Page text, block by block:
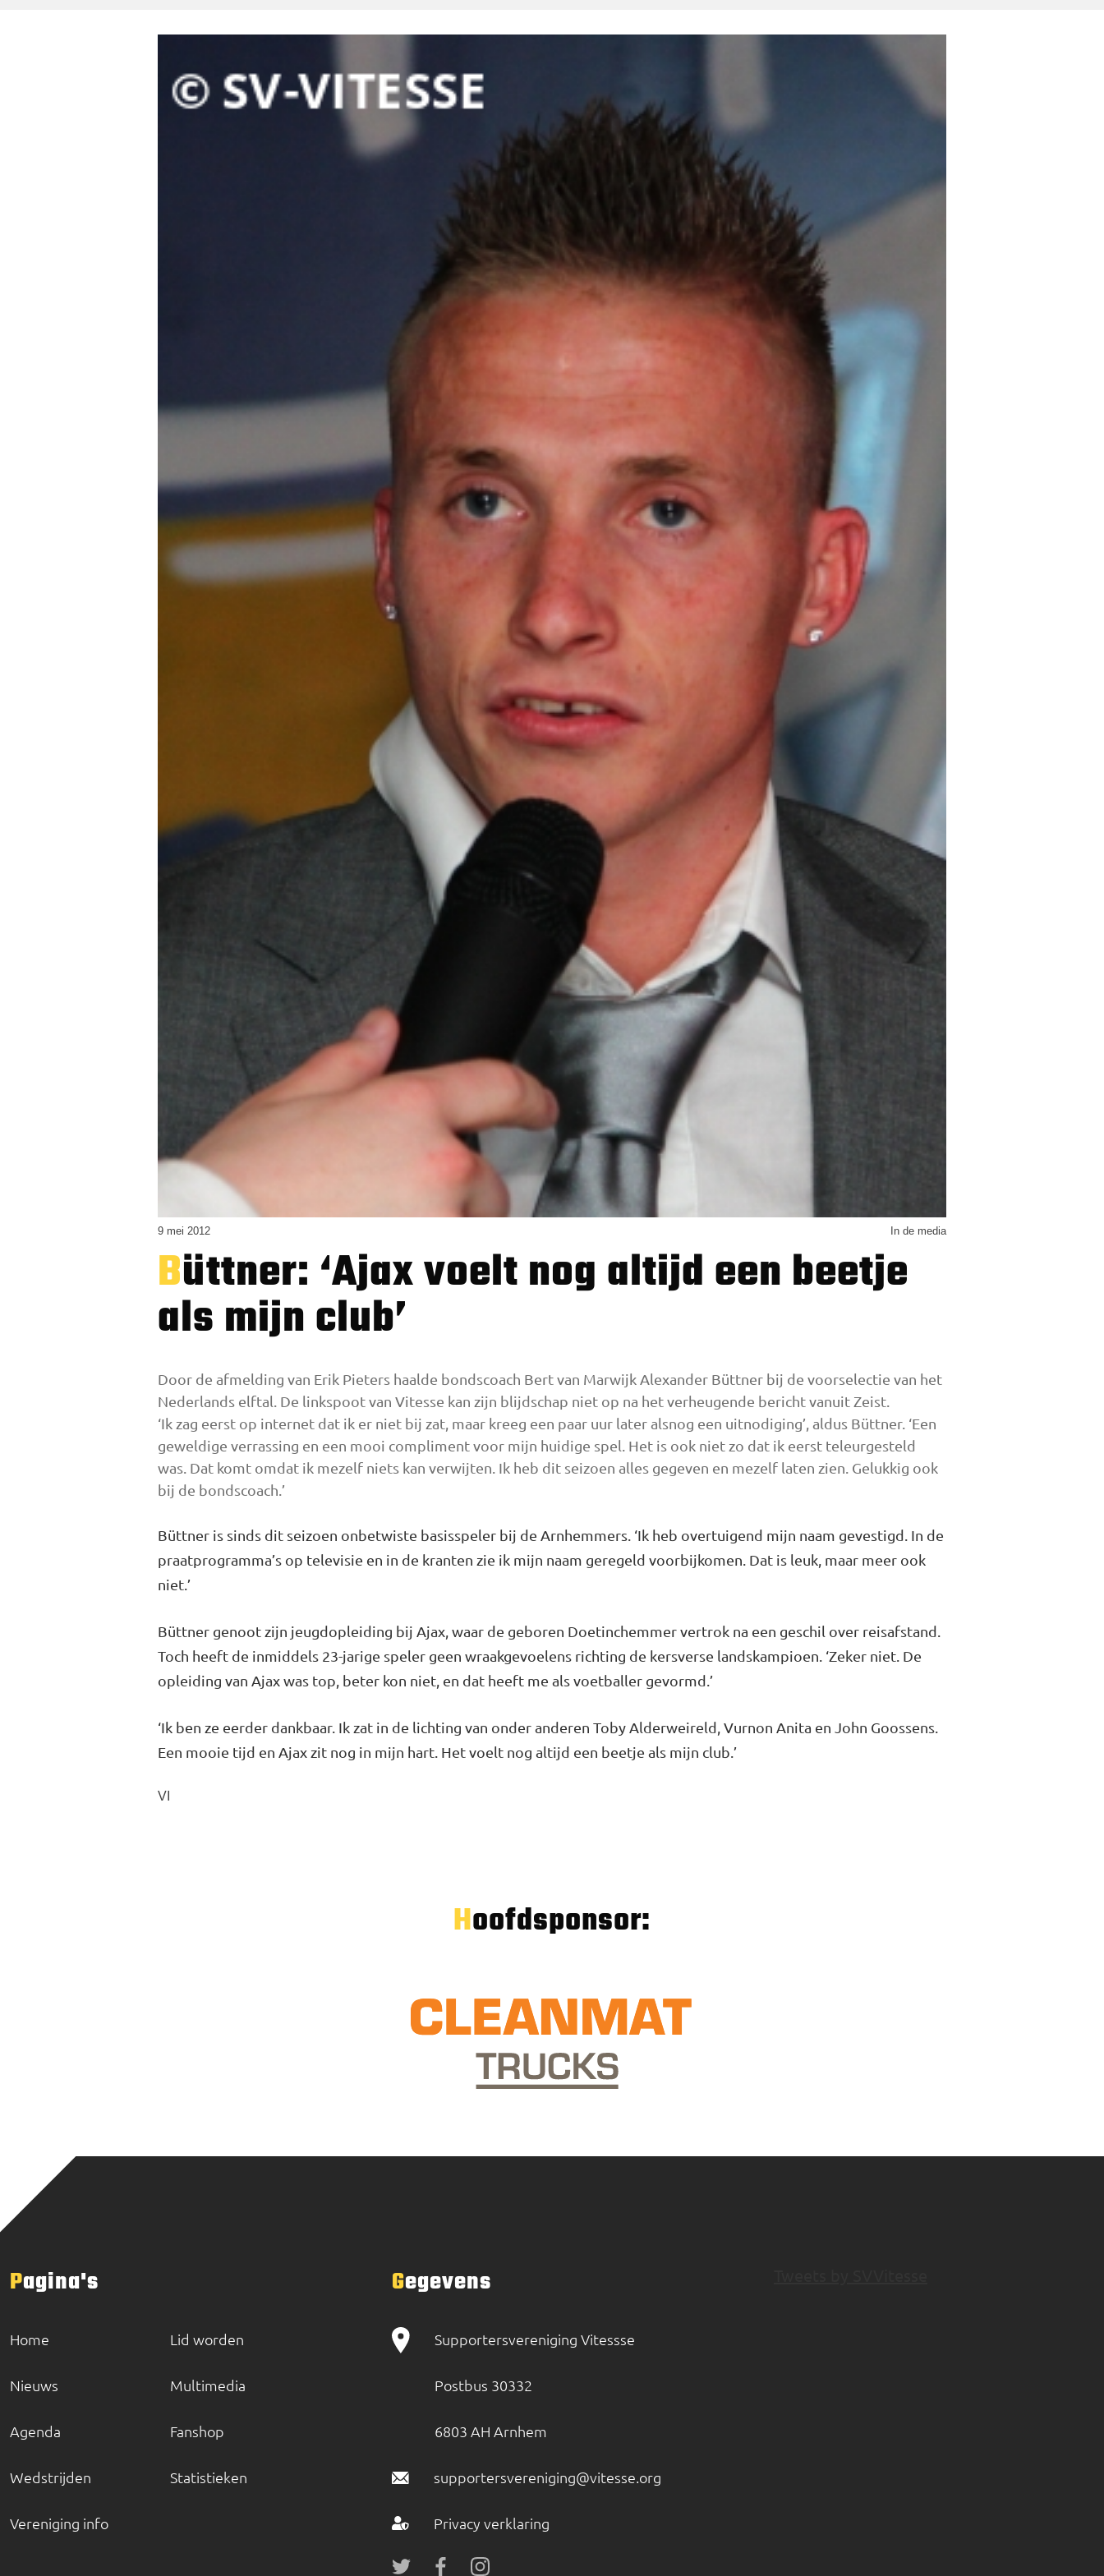
9 mei 2012 In de media
Büttner: ‘Ajax voelt nog altijd een beetje
als mijn club’
Door de afmelding van Erik Pieters haalde bondscoach Bert van Marwijk Alexander Büttner bij de voorselectie van het
Nederlands elftal. De linkspoot van Vitesse kan zijn blijdschap niet op na het verheugende bericht vanuit Zeist.
‘Ik zag eerst op internet dat ik er niet bij zat, maar kreeg een paar uur later alsnog een uitnodiging’, aldus Büttner. ‘Een
geweldige verrassing en een mooi compliment voor mijn huidige spel. Het is ook niet zo dat ik eerst teleurgesteld
was. Dat komt omdat ik mezelf niets kan verwijten. Ik heb dit seizoen alles gegeven en mezelf laten zien. Gelukkig ook
bij de bondscoach.’
Büttner is sinds dit seizoen onbetwiste basisspeler bij de Arnhemmers. ‘Ik heb overtuigend mijn naam gevestigd. In de
praatprogramma’s op televisie en in de kranten zie ik mijn naam geregeld voorbijkomen. Dat is leuk, maar meer ook
niet.’
Büttner genoot zijn jeugdopleiding bij Ajax, waar de geboren Doetinchemmer vertrok na een geschil over reisafstand.
Toch heeft de inmiddels 23-jarige speler geen wraakgevoelens richting de kersverse landskampioen. ‘Zeker niet. De
opleiding van Ajax was top, beter kon niet, en dat heeft me als voetballer gevormd.’
‘Ik ben ze eerder dankbaar. Ik zat in de lichting van onder anderen Toby Alderweireld, Vurnon Anita en John Goossens.
Een mooie tijd en Ajax zit nog in mijn hart. Het voelt nog altijd een beetje als mijn club.’
VI
Hoofdsponsor:
Pagina's
Home
Nieuws
Agenda
Wedstrijden
Vereniging info
Lid worden
Multimedia
Fanshop
Statistieken
Gegevens
Supportersvereniging Vitessse
Postbus 30332
6803 AH Arnhem
supportersvereniging@vitesse.org
Privacy verklaring